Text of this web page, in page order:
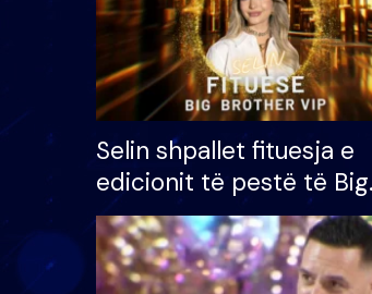
Selin shpallet fituesja e
edicionit të pestë të Big
Brother VIP, rrëmben
çmimin e madh prej 100
mijë eurosh